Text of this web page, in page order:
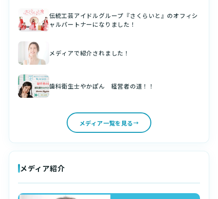
伝統工芸アイドルグループ『さくらいと』のオフィシ
ャルパートナーになりました！
メディアで紹介されました！
歯科衛生士やかぽん 経営者の道！！
メディア一覧を見る
メディア紹介